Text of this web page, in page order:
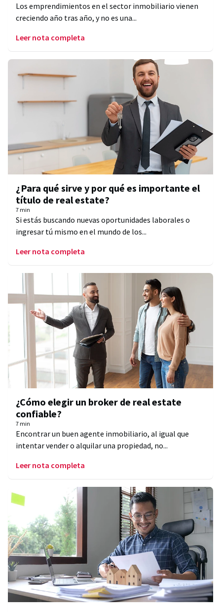
Los emprendimientos en el sector inmobiliario vienen
creciendo año tras año, y no es una...
Leer nota completa
¿Para qué sirve y por qué es importante el
título de real estate?
7 min
Si estás buscando nuevas oportunidades laborales o
ingresar tú mismo en el mundo de los...
Leer nota completa
¿Cómo elegir un broker de real estate
confiable?
7 min
Encontrar un buen agente inmobiliario, al igual que
intentar vender o alquilar una propiedad, no...
Leer nota completa